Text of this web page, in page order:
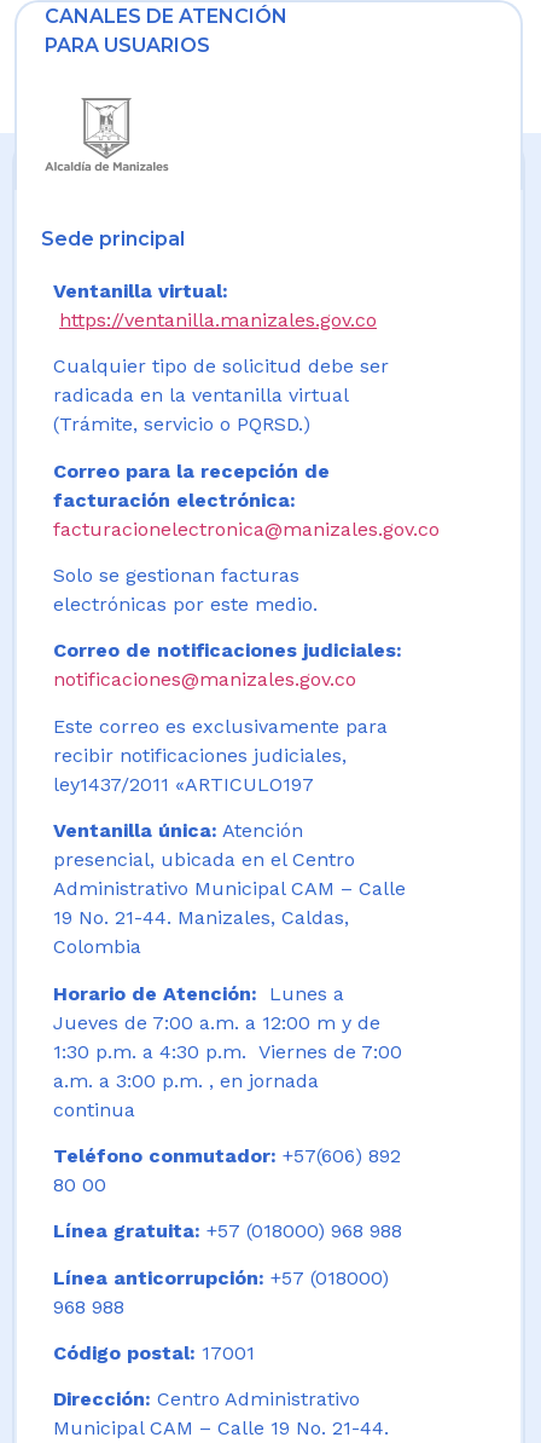
CANALES DE ATENCIÓN
PARA USUARIOS
Sede principal
Ventanilla virtual:
https://ventanilla.manizales.gov.co
Cualquier tipo de solicitud debe ser
radicada en la ventanilla virtual
(Trámite, servicio o PQRSD.)
Correo para la recepción de
facturación electrónica:
facturacionelectronica@manizales.gov.co
Solo se gestionan facturas
electrónicas por este medio.
Correo de notificaciones judiciales:
notificaciones@manizales.gov.co
Este correo es exclusivamente para
recibir notificaciones judiciales,
ley1437/2011 «ARTICULO197
Ventanilla única: Atención
presencial, ubicada en el Centro
Administrativo Municipal CAM – Calle
19 No. 21-44. Manizales, Caldas,
Colombia
Horario de Atención:
Lunes a
Jueves de 7:00 a.m. a 12:00 m y de
1:30 p.m. a 4:30 p.m. Viernes de 7:00
a.m. a 3:00 p.m. , en jornada
continua
Teléfono conmutador: +57(606) 892
80 00
Línea gratuita: +57 (018000) 968 988
Línea anticorrupción: +57 (018000)
968 988
Código postal: 17001
Dirección: Centro Administrativo
Municipal CAM – Calle 19 No. 21-44.